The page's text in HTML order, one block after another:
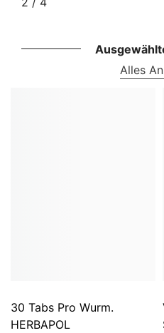
Alles
30 Tabs Pro Wurm.
HERBAPOL